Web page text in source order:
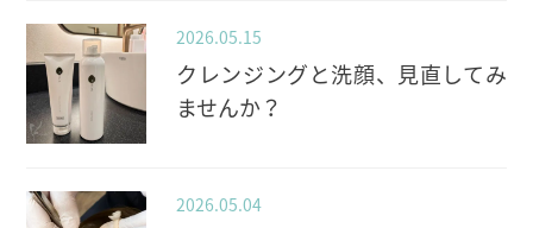
2026.05.15
クレンジングと洗顔、見直してみ
ませんか？
2026.05.04